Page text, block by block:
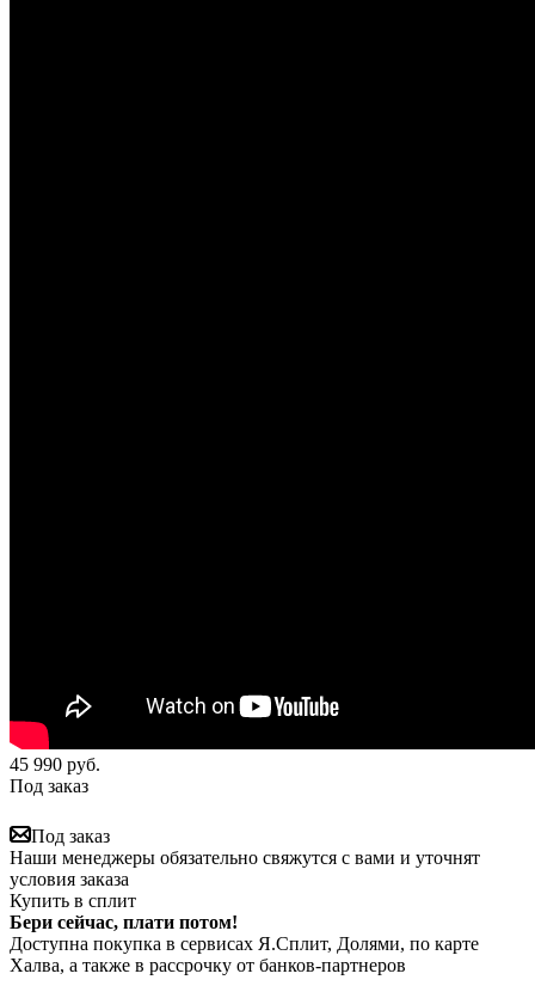
45 990 руб.
Под заказ
Под заказ
Наши менеджеры обязательно свяжутся с вами и уточнят
условия заказа
Купить в сплит
Бери сейчас, плати потом!
Доступна покупка в сервисах Я.Сплит, Долями, по карте
Халва, а также в рассрочку от банков-партнеров